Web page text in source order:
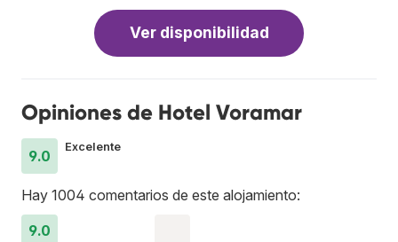
Ver disponibilidad
Opiniones de Hotel Voramar
9.0
Excelente
Hay 1004 comentarios de este alojamiento:
9.0